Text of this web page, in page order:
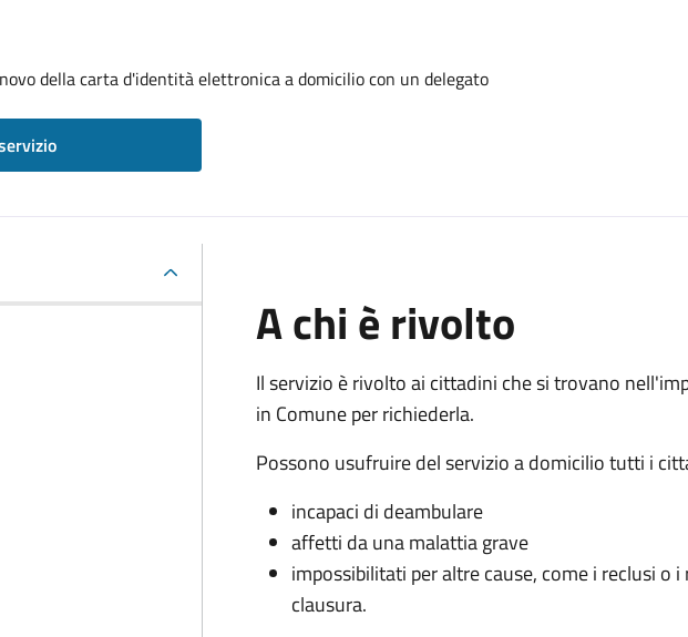
della carta d'identità elettronica a domicilio con un delegato
A chi è rivolto
Il servizio è rivolto ai cittadini che si trovano
in Comune per richiederla.
Possono usufruire del servizio a domicilio tutti i
incapaci di deambulare
affetti da una malattia grave
impossibilitati per altre cause, come i reclusi o
clausura.